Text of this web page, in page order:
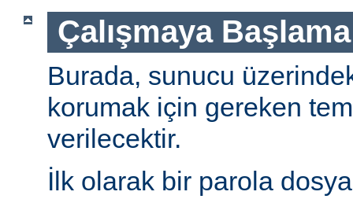
Çalışmaya Başlama
Burada, sunucu
korumak için gereken
verilecektir.
İlk olarak bir parola